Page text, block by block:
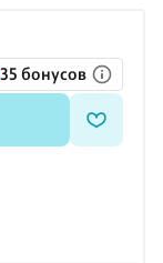
объёма и
вопрос.
определяется
и
35 бонусов